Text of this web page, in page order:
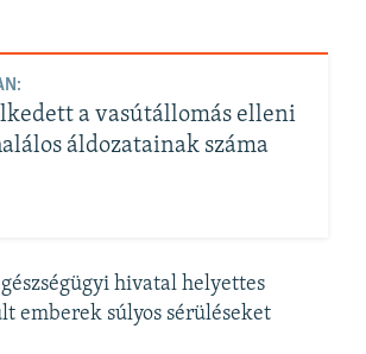
a vasútállomás elleni
áldozatainak száma
hivatal helyettes
emberek súlyos sérüléseket